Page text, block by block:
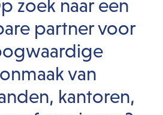
zoek naar een
partner voor
van
kantoren,